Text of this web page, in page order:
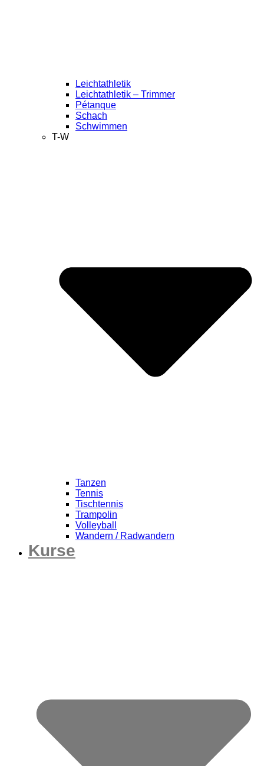
Leichtathletik
Leichtathletik – Trimmer
Pétanque
Schach
Schwimmen
T-W
Tanzen
Tennis
Tischtennis
Trampolin
Volleyball
Wandern / Radwandern
Kurse